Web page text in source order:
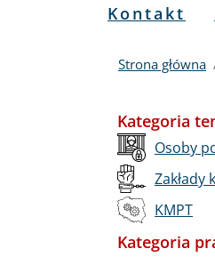
Menu
Kontakt
Strona główna
Kategoria
Osoby
Zakłady
KMPT
Kategoria